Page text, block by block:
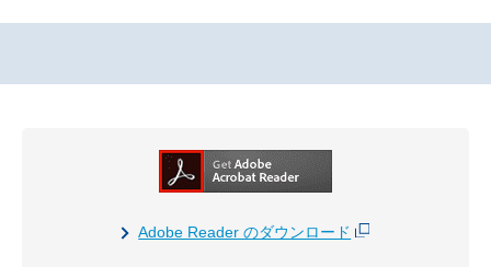
Adobe Reader のダウンロード